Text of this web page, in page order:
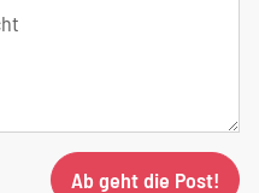
Ab geht die Post!